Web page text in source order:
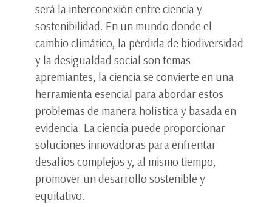
será la interconexión entre ciencia y
sostenibilidad. En un mundo donde el
cambio climático, la pérdida de biodiversidad
y la desigualdad social son temas
apremiantes, la ciencia se convierte en una
herramienta esencial para abordar estos
problemas de manera holística y basada en
evidencia. La ciencia puede proporcionar
soluciones innovadoras para enfrentar
desafíos complejos y, al mismo tiempo,
promover un desarrollo sostenible y
equitativo.